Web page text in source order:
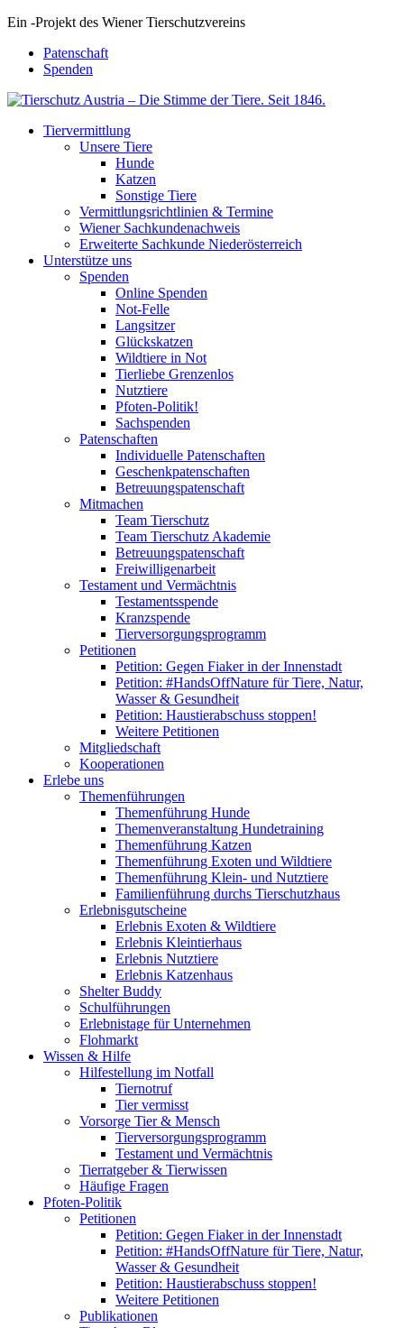
Ein -Projekt des Wiener Tierschutzvereins
Patenschaft
Spenden
Tiervermittlung
Unsere Tiere
Hunde
Katzen
Sonstige Tiere
Vermittlungsrichtlinien & Termine
Wiener Sachkundenachweis
Erweiterte Sachkunde Niederösterreich
Unterstütze uns
Spenden
Online Spenden
Not-Felle
Langsitzer
Glückskatzen
Wildtiere in Not
Tierliebe Grenzenlos
Nutztiere
Pfoten-Politik!
Sachspenden
Patenschaften
Individuelle Patenschaften
Geschenkpatenschaften
Betreuungspatenschaft
Mitmachen
Team Tierschutz
Team Tierschutz Akademie
Betreuungspatenschaft
Freiwilligenarbeit
Testament und Vermächtnis
Testamentsspende
Kranzspende
Tierversorgungsprogramm
Petitionen
Petition: Gegen Fiaker in der Innenstadt
Petition: #HandsOffNature für Tiere, Natur,
Wasser & Gesundheit
Petition: Haustierabschuss stoppen!
Weitere Petitionen
Mitgliedschaft
Kooperationen
Erlebe uns
Themenführungen
Themenführung Hunde
Themenveranstaltung Hundetraining
Themenführung Katzen
Themenführung Exoten und Wildtiere
Themenführung Klein- und Nutztiere
Familienführung durchs Tierschutzhaus
Erlebnisgutscheine
Erlebnis Exoten & Wildtiere
Erlebnis Kleintierhaus
Erlebnis Nutztiere
Erlebnis Katzenhaus
Shelter Buddy
Schulführungen
Erlebnistage für Unternehmen
Flohmarkt
Wissen & Hilfe
Hilfestellung im Notfall
Tiernotruf
Tier vermisst
Vorsorge Tier & Mensch
Tierversorgungsprogramm
Testament und Vermächtnis
Tierratgeber & Tierwissen
Häufige Fragen
Pfoten-Politik
Petitionen
Petition: Gegen Fiaker in der Innenstadt
Petition: #HandsOffNature für Tiere, Natur,
Wasser & Gesundheit
Petition: Haustierabschuss stoppen!
Weitere Petitionen
Publikationen